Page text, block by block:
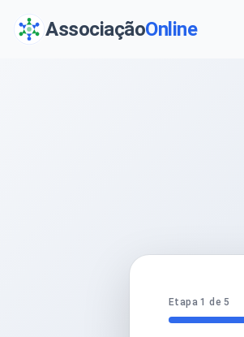
AssociaçãoOnline
Etapa 1 de 5